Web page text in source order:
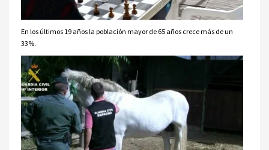
En los últimos 19 años la población mayor de 65 años crece más de un
33%.